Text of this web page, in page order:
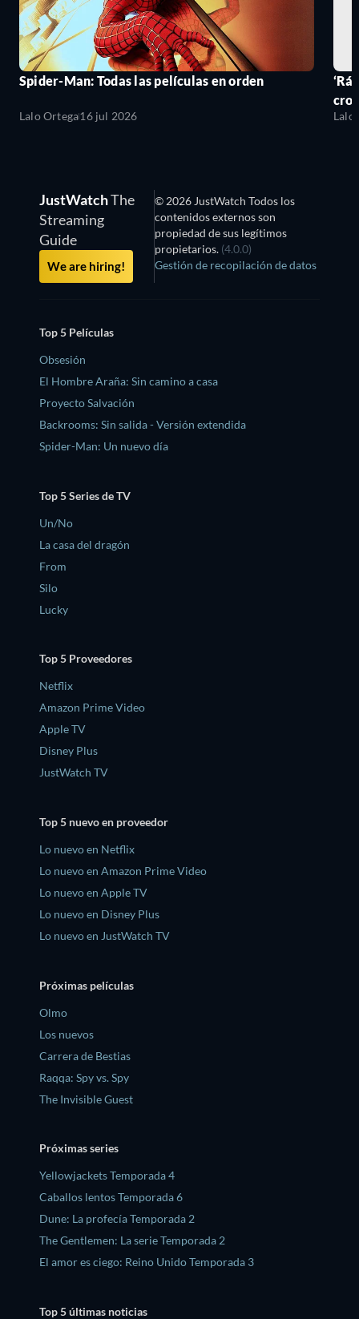
Spider-Man: Todas las películas en orden
Lalo Ortega16 jul 2026 Lalo
JustWatchThe
Streaming
Guide
We are hiring!
© 2026 JustWatch Todos los
contenidos externos son
propiedad de sus legítimos
propietarios. (4.0.0)
Gestión de recopilación de datos
Top 5 Películas
Obsesión
El Hombre Araña: Sin camino a casa
Proyecto Salvación
Backrooms: Sin salida - Versión extendida
Spider-Man: Un nuevo día
Top 5 Series de TV
Un/No
La casa del dragón
From
Silo
Lucky
Top 5 Proveedores
Netflix
Amazon Prime Video
Apple TV
Disney Plus
JustWatch TV
Top 5 nuevo en proveedor
Lo nuevo en Netflix
Lo nuevo en Amazon Prime Video
Lo nuevo en Apple TV
Lo nuevo en Disney Plus
Lo nuevo en JustWatch TV
Próximas películas
Olmo
Los nuevos
Carrera de Bestias
Raqqa: Spy vs. Spy
The Invisible Guest
Próximas series
Yellowjackets Temporada 4
Caballos lentos Temporada 6
Dune: La profecía Temporada 2
The Gentlemen: La serie Temporada 2
El amor es ciego: Reino Unido Temporada 3
Top 5 últimas noticias